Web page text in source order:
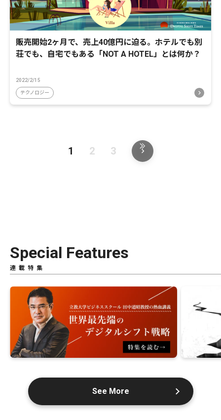
販売開始2ヶ月で、売上40億円に迫る。ホテルでも別
荘でも、自宅でもある「NOT A HOTEL」とは何か？
2022/2/15
テクノロジー
1 2 3
Special Features
連載特集
See More